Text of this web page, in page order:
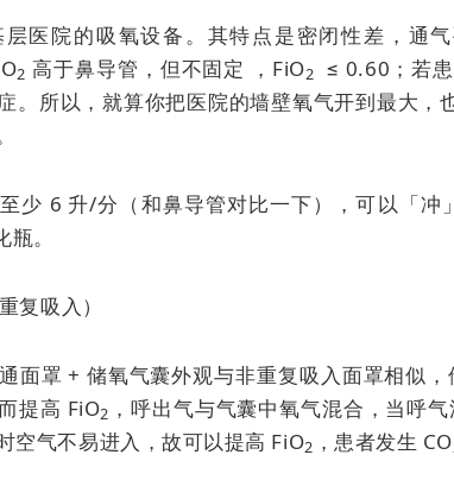
医院的吸氧设备。其特点是密闭性差，通
2 高于鼻导管，但不固定 ，FiO2 ≤ 0.60；若
。所以，就算你把医院的墙壁氧气开到最大，
少 6 升/分（和鼻导管对比一下），可以「冲
。
复吸入）
面罩 + 储氧气囊外观与非重复吸入面罩相似
提高 FiO2 ，呼出气与气囊中氧气混合，当呼
空气不易进入，故可以提高 FiO2 ，患者发生 CO